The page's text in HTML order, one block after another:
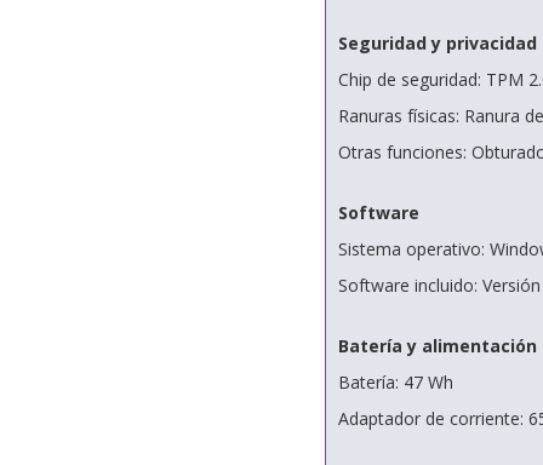
Seguridad y privacidad
Chip de seguridad: TPM
Ranuras físicas: Ranura
Otras funciones:
Software
Sistema operativo:
Software incluido:
Batería y alimentación
Batería: 47 Wh
Adaptador de corriente: